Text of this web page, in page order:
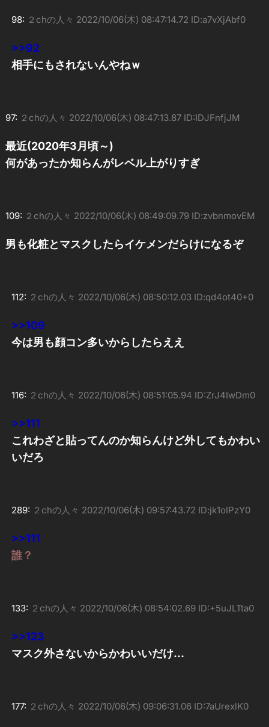
98: ２chの人々 2022/10/06(木) 08:47:14.72 ID:a7vXjAbf0
>>92
相手にもされないんやねｗ
97: ２chの人々 2022/10/06(木) 08:47:13.87 ID:IDJFnfjJM
最近(2020年3月頃～)
何があったか知らんがレベル上がりすぎ
109: ２chの人々 2022/10/06(木) 08:49:09.79 ID:zvbnmovEM
男も化粧とマスクしたらイケメンだらけになるぞ
112: ２chの人々 2022/10/06(木) 08:50:12.03 ID:qd4ot40+0
>>109
今は男も顔コン多いからしたらええ
116: ２chの人々 2022/10/06(木) 08:51:05.94 ID:ZrJ4IwDm0
>>111
これわざと貼ってんのか知らんけど外してもかわい
いだろ
289: ２chの人々 2022/10/06(木) 09:57:43.72 ID:jk1oIPzY0
>>111
誰？
133: ２chの人々 2022/10/06(木) 08:54:02.69 ID:+5uJLTta0
>>123
マスク外さないからかわいいだけ…
177: ２chの人々 2022/10/06(木) 09:06:31.06 ID:7aUrexlK0